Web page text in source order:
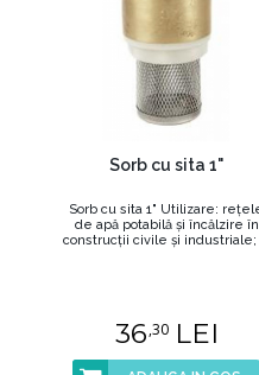
Sorb cu sita 1"
Sorb cu sita 1" Utilizare:
de apă potabilă şi încălzire în
construcţii civile şi industriale;
36,30LEI